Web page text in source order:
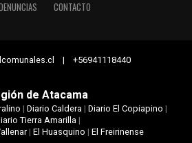
CONTACTO
| +56941118440
de Atacama
| Diario Caldera| Diario El Copiapino |
Tierra Amarilla|
| El Huasquino | El Freirinense